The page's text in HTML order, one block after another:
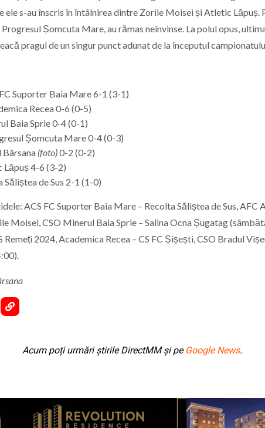
ele s-au înscris în întâlnirea dintre Zorile Moisei și Atletic Lăpuș.
Șomcuta Mare, au rămas neînvinse. La polul opus,
pragul de un singur punct adunat de la începutul
Suporter Baia Mare 6-1 (3-1)
Recea 0-6 (0-5)
Baia Sprie 0-4 (0-1)
Șomcuta Mare 0-4 (0-3)
Bârsana (foto)0-2 (0-2)
Lăpuș 4-6 (3-2)
de Sus 2-1 (1-0)
ACS FC Suporter Baia Mare – Recolta Săliștea de Sus,
Moisei, CSO Minerul Baia Sprie – Salina Ocna Șugatag
2024, Academica Recea – CS FC Șișești, CSO Bradul
Acum poți urmări știrile DirectMM și pe Google News.